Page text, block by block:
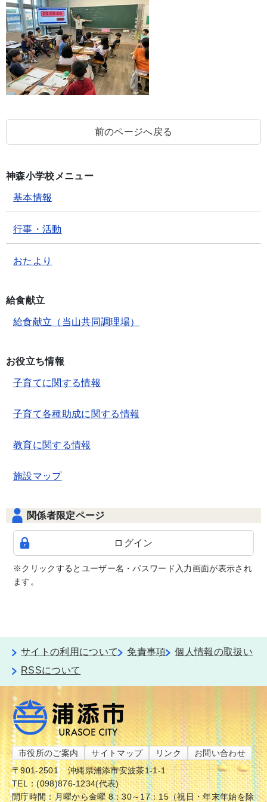
前のページへ戻る
神森小学校メニュー
基本情報
行事・活動
おたより
給食献立
給食献立（当山共同調理場）
お役立ち情報
子育てに関する情報
子育て各種助成に関する情報
教育に関する情報
施設マップ
関係者限定ページ
ログイン
※クリックするとユーザー名・パスワード入力画面が表示され
ます。
サイトの利用について 免責事項
個人情報の取扱い
RSSについて
市役所のご案内 サイトマップ リンク
お問い合わせ
〒901-2501
沖縄県浦添市安波茶1-1-1
TEL：(098)876-1234(代表)
開庁時間：月曜から金曜 8：30～17：15（祝日・年末年始を除